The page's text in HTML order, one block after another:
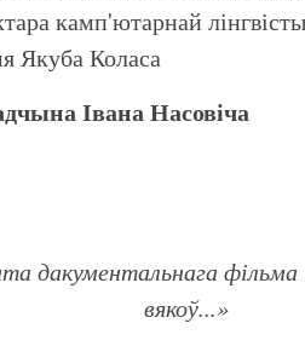
камп'ютарнай
Якуба Коласа
Івана Насовіча
дакументальнага фільма
вякоў...»